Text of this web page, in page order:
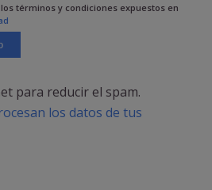
términos y condiciones expuestos en
para reducir el spam.
los datos de tus